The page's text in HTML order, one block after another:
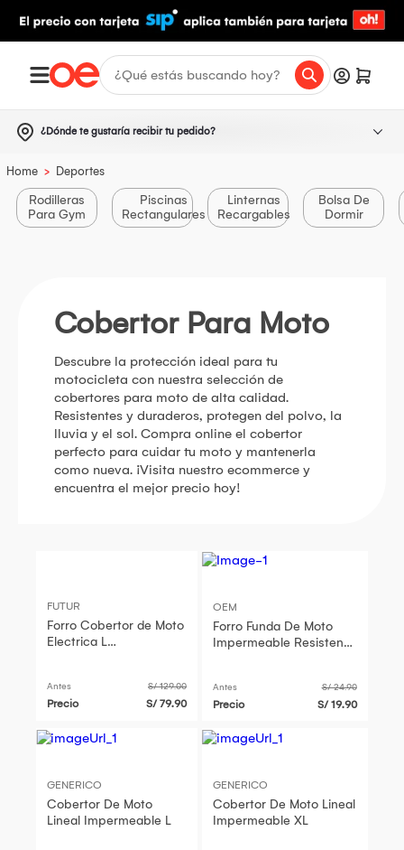
¿Dónde te gustaría recibir tu pedido?
Home > Deportes
Rodilleras
Para Gym
Piscinas
Rectangulares
Linternas
Recargables
Bolsa De
Dormir
Cobertor Para Moto
Descubre la protección ideal para tu
motocicleta con nuestra selección de
cobertores para moto de alta calidad.
Resistentes y duraderos, protegen del polvo, la
lluvia y el sol. Compra online el cobertor
perfecto para cuidar tu moto y mantenerla
como nueva. ¡Visita nuestro ecommerce y
encuentra el mejor precio hoy!
FUTUR
Forro Cobertor de Moto
Electrica L
Antes S/ 129.00
Precio S/ 79.90
OEM
Forro Funda De Moto
Impermeable Resistente
Antes S/ 24.90
Precio S/ 19.90
GENERICO
Cobertor De Moto
Lineal Impermeable L
GENERICO
Cobertor De Moto Lineal
Impermeable XL